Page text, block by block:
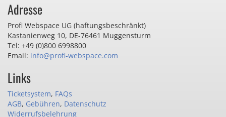
Adresse
Profi Webspace UG (haftungsbeschränkt)
Kastanienweg 10, DE-76461 Muggensturm
Tel: +49 (0)800 6998800
Email: info@profi-webspace.com
Links
Ticketsystem, FAQs
AGB, Gebühren, Datenschutz
Widerrufsbelehrung